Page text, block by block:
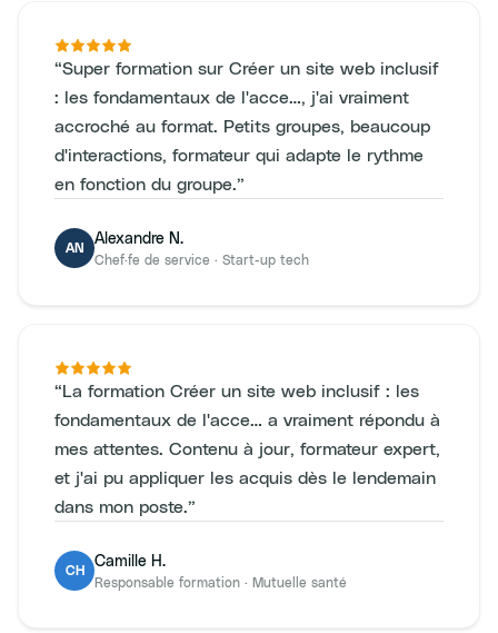
“Super formation sur Créer un site web inclusif
: les fondamentaux de l'acce…, j'ai vraiment
accroché au format. Petits groupes, beaucoup
d'interactions, formateur qui adapte le rythme
en fonction du groupe.”
AN
Alexandre N.
Chef·fe de service · Start-up tech
“La formation Créer un site web inclusif : les
fondamentaux de l'acce… a vraiment répondu à
mes attentes. Contenu à jour, formateur expert,
et j'ai pu appliquer les acquis dès le lendemain
dans mon poste.”
CH
Camille H.
Responsable formation · Mutuelle santé